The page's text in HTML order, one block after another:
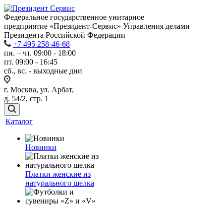
Федеральное государственное унитарное
предприятие «Президент-Сервис» Управления делами
Президента Российской Федерации
+7 495 258-46-68
пн. – чт. 09:00 - 18:00
пт. 09:00 - 16:45
сб., вс. - выходные дни
г. Москва, ул. Арбат,
д. 54/2, стр. 1
Каталог
Новинки
Платки женские из
натурального шелка